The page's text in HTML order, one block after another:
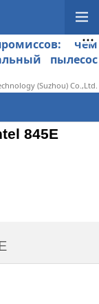
чем
пылесос
(Suzhou) Co.,Ltd.
845E